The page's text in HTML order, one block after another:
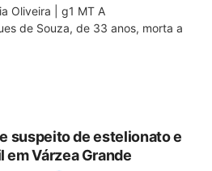
Oliveira | g1 MT A
de Souza, de 33 anos, morta a
suspeito de estelionato e
em Várzea Grande